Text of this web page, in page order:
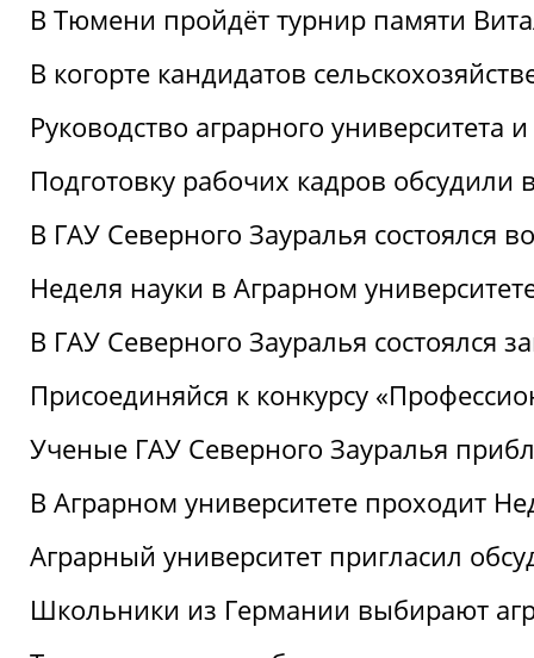
В Тюмени пройдёт турнир памяти
В когорте кандидатов
Руководство аграрного
Подготовку рабочих кадров
В ГАУ Северного Зауралья состоялся
Неделя науки в Аграрном
В ГАУ Северного Зауралья
Присоединяйся к конкурсу
Ученые ГАУ Северного Зауралья
В Аграрном университете проходит
Аграрный университет пригласил
Школьники из Германии выбирают